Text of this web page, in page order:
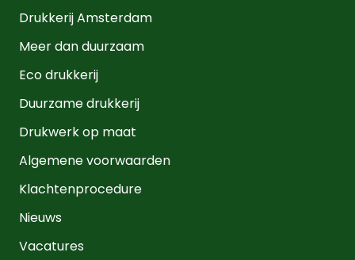
Drukkerij Amsterdam
Meer dan duurzaam
Eco drukkerij
Duurzame drukkerij
Drukwerk op maat
Algemene voorwaarden
Klachtenprocedure
Nieuws
Vacatures